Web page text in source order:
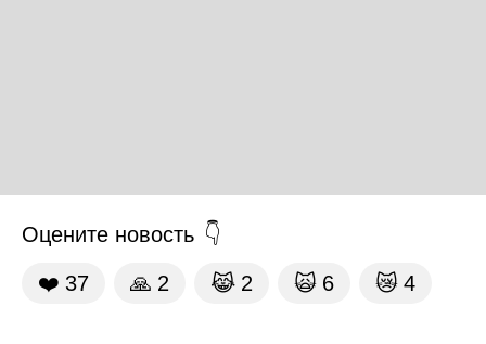
Оцените новость
❤️ 37 🙏 2 😹 2 🙀 6 😿 4